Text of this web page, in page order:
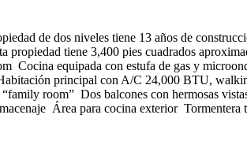
de dos niveles tiene 13 años de
propiedad tiene 3,400 pies cuadrados
Cocina equipada con estufa de gas y
principal con A/C 24,000 BTU,
room” Dos balcones con hermosas
Área para cocina exterior